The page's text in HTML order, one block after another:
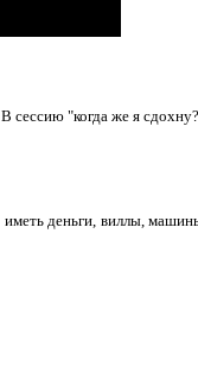
сессию "когда же я
иметь деньги, виллы,